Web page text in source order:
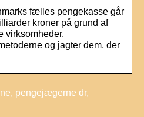
fælles pengekasse går
kroner på grund af
virksomheder.
og jagter dem, der
pengejægerne dr,